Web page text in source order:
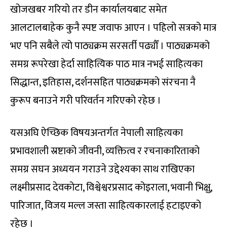
खोजखबर गरियो तर डीन कार्यालयबाट समेत
आलटालबाहेक कुनै स्पष्ट जवाफ आएन । पहिलो सत्रको मात्र
भए पनि सबैले त्यो पाठ्यक्रम सरसर्ती पढ्यौँ । पाठ्यक्रमको
समग्र रूपरेखा हेर्दा साहित्यिक पाठ मात्र नभई साहित्यका
सिद्धान्त, इतिहास, दर्शनसहित पाठ्यक्रमको संरचना नै
कुरूप बनाउने गरी परिवर्तन गरिएको रहेछ ।
यसअघि ऐच्छिक विषयअन्तर्गत नेपाली साहित्यका
प्रभावशाली स्रष्टाको जीवनी, व्यक्तित्व र रचनाकारिताको
समग्र सघन अध्ययन गराउने उद्देश्यका साथ राखिएका
लक्ष्मीप्रसाद देवकोटा, विश्वेश्वरप्रसाद कोइराला, भवानी भिक्षु,
पारिजात, विजय मल्ल जस्ता साहित्यकारलाई हटाइएको
रहेछ ।